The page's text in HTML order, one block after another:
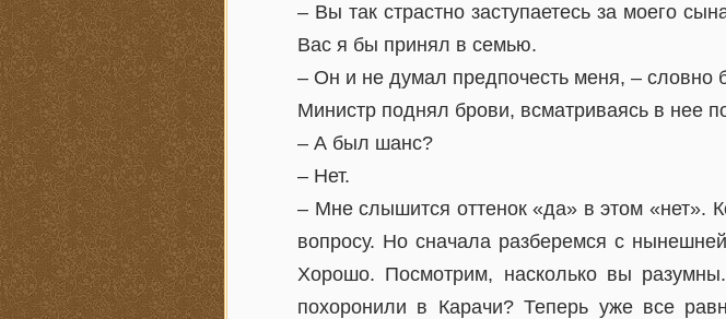
– Вы так страстно заступаетесь за моего
Вас я бы принял в семью.
– Он и не думал предпочесть меня, – словно
Министр поднял брови, всматриваясь в нее
– А был шанс?
– Нет.
– Мне слышится оттенок «да» в этом «нет».
вопросу. Но сначала разберемся с
Хорошо. Посмотрим, насколько вы
похоронили в Карачи? Теперь уже все